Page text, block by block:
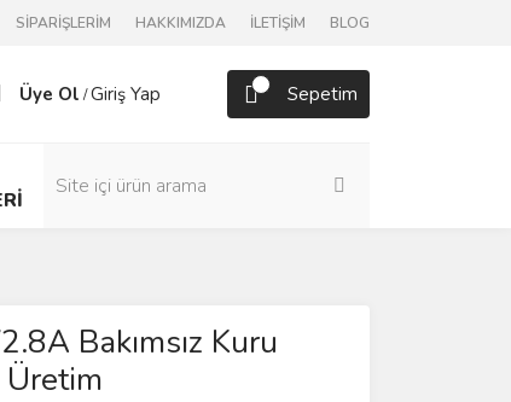
SİPARİŞLERİM HAKKIMIZDA İLETİŞİM BLOG
Üye Ol /Giriş Yap Sepetim
Bakımsız Kuru